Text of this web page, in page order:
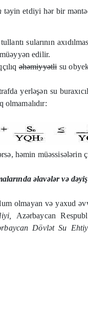
təyin etdiyi hər bir
sularının
edilir.
əhəmiyyətlisu
su
olmamalıdır:
həmin müəssisələrin
əlavələr və
və yaxud
Azərbaycan
Dövlət Su